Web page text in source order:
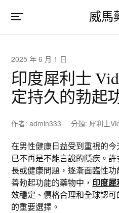
威馬
2025 年 6 月 1 日
印度犀利士
定持久的勃起
作者:admin333 分類: 犀利士
在男性健康日益受到重視的今
已不再是不能言說的隱疾。
長或健康問題，逐漸面臨性
善勃起功能的藥物中， 印度
效穩定、價格合理和全球認
的重要選擇。